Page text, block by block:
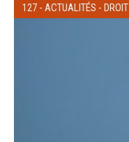
127 - ACTUALITÉS - DROIT